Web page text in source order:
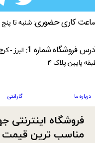
فروشگاه اینترنتی
مناسب ترین قیمت​​​​​​​
کاری حضوری: شنبه تا پنج شنبه –
درباره ما گارانتی
فروشگاه شماره 1:
البرز -
پایین پلاک ۴